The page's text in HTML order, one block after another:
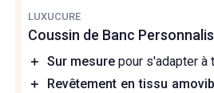
LUXUCURE
Coussin de Banc
＋ Sur mesure pour s'adapter à
＋
Revêtement en tissu